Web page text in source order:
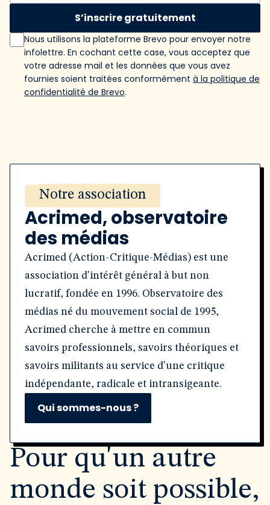
S’inscrire gratuitement
Nous utilisons la plateforme Brevo pour envoyer notre
infolettre. En cochant cette case, vous acceptez que
votre adresse mail et les données que vous avez
fournies soient traitées conformément à la politique de
confidentialité de Brevo.
Notre association
Acrimed, observatoire
des médias
Acrimed (Action-Critique-Médias) est une
association d'intérêt général à but non
lucratif, fondée en 1996. Observatoire des
médias né du mouvement social de 1995,
Acrimed cherche à mettre en commun
savoirs professionnels, savoirs théoriques et
savoirs militants au service d'une critique
indépendante, radicale et intransigeante.
Qui sommes-nous ?
Pour qu'un autre
monde soit possible,